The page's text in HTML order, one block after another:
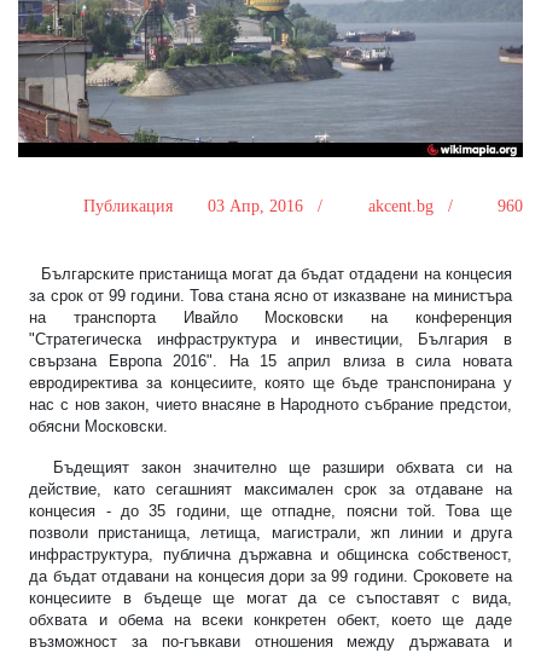
Публикация 03 Апр, 2016 / akcent.bg / 960
Българските пристанища могат да бъдат отдадени на концесия
за срок от 99 години. Това стана ясно от изказване на министъра
на транспорта Ивайло Московски на конференция
"Стратегическа инфраструктура и инвестиции, България в
свързана Европа 2016". На 15 април влиза в сила новата
евродиректива за концесиите, която ще бъде транспонирана у
нас с нов закон, чието внасяне в Народното събрание предстои,
обясни Московски.
Бъдещият закон значително ще разшири обхвата си на
действие, като сегашният максимален срок за отдаване на
концесия - до 35 години, ще отпадне, поясни той. Това ще
позволи пристанища, летища, магистрали, жп линии и друга
инфраструктура, публична държавна и общинска собственост,
да бъдат отдавани на концесия дори за 99 години. Сроковете на
концесиите в бъдеще ще могат да се съпоставят с вида,
обхвата и обема на всеки конкретен обект, което ще даде
възможност за по-гъвкави отношения между държавата и